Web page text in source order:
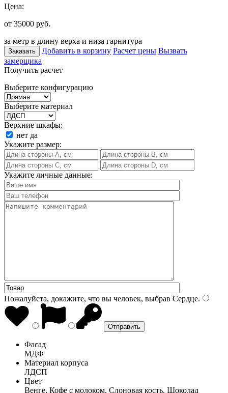
Цена:
от 35000 руб.
за метр в длину верха и низа гарнитура
Заказать Добавить в корзину Расчет цены Вызвать
замерщика
Получить расчет
Выберите конфигурацию
Выберите материал
Верхние шкафы:
нет да
Укажите размер:
Укажите личные данные:
Пожалуйста, докажите, что вы человек, выбрав Сердце.
Фасад
МДФ
Материал корпуса
ЛДСП
Цвет
Венге, Кофе с молоком, Слоновая кость, Шоколад